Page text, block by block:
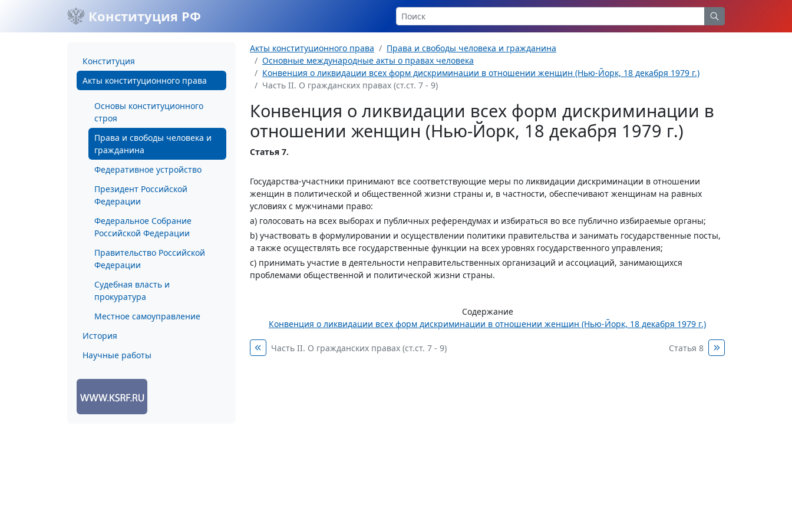
Конституция РФ
Конституция
Акты конституционного права
Основы конституционного
строя
Права и свободы человека и
гражданина
Федеративное устройство
Президент Российской
Федерации
Федеральное Собрание
Российской Федерации
Правительство Российской
Федерации
Судебная власть и
прокуратура
Местное самоуправление
История
Научные работы
Акты конституционного права
Права и свободы человека и гражданина
Основные международные акты о правах человека
Конвенция о ликвидации всех форм дискриминации в отношении женщин (Нью-Йорк, 18 декабря 1979 г.)
Часть II. О гражданских правах (ст.ст. 7 - 9)
Конвенция о ликвидации всех форм дискриминации в
отношении женщин (Нью-Йорк, 18 декабря 1979 г.)
Статья 7.
Государства-участники принимают все соответствующие меры по ликвидации дискриминации в отношении
женщин в политической и общественной жизни страны и, в частности, обеспечивают женщинам на равных
условиях с мужчинами право:
a) голосовать на всех выборах и публичных референдумах и избираться во все публично избираемые органы;
b) участвовать в формулировании и осуществлении политики правительства и занимать государственные посты,
а также осуществлять все государственные функции на всех уровнях государственного управления;
с) принимать участие в деятельности неправительственных организаций и ассоциаций, занимающихся
проблемами общественной и политической жизни страны.
Содержание
Конвенция о ликвидации всех форм дискриминации в отношении женщин (Нью-Йорк, 18 декабря 1979 г.)
Часть II. О гражданских правах (ст.ст. 7 - 9) Статья 8